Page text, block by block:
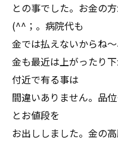
との事でした。お金の
(^^；。病院代も
金では払えないからね
金も最近は上がったり
付近で有る事は
間違いありません。品
とお値段を
お出ししました。金の